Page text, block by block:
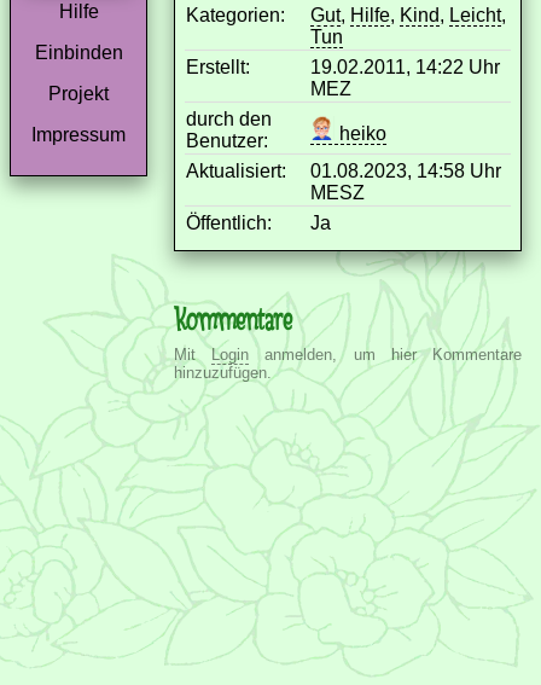
Hilfe
Einbinden
Projekt
Impressum
Kategorien:
Gut, Hilfe, Kind, Leicht,
Tun
Erstellt:
19.02.2011, 14:22 Uhr
MEZ
durch den
Benutzer:
heiko
Aktualisiert:
01.08.2023, 14:58 Uhr
MESZ
Öffentlich:
Ja
Kommentare
MitLogin anmelden, um hier Kommentare
hinzuzufügen.